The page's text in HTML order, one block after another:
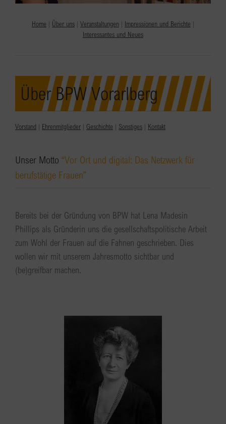
Home | Über uns | Veranstaltungen | Impressionen und Berichte |
Interessantes und Neues
Über BPW Vorarlberg
Vorstand | Ehrenmitglieder | Geschichte | Sonstiges | Kontakt
Unser Motto “Vor Ort und digital: Das Netzwerk für
berufstätige Frauen”
Bereits bei der Gründung von BPW hat Lena Madesin
Phillips als Gründerin uns die gesellschaftspolitische Arbeit
zum Wohl der Frauen auf die Fahnen geschrieben. Dies
wollen wir mit unserem Jahresmotto sichtbar und
(be)greifbar machen.